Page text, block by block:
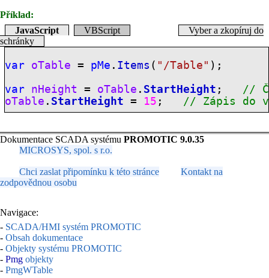
Příklad:
JavaScript
VBScript
Vyber a zkopíruj do
schránky
var oTable = pMe . Items ( "/Table" );
var nHeight = oTable . StartHeight ; //
oTable . StartHeight = 15 ; // Zápis do
Dokumentace SCADA systému PROMOTIC 9.0.35
MICROSYS, spol. s r.o.
Chci zaslat připomínku k této stránce
Kontakt na
zodpovědnou osobu
Navigace:
- SCADA/HMI systém PROMOTIC
- Obsah dokumentace
- Objekty systému PROMOTIC
- Pmg objekty
- PmgWTable